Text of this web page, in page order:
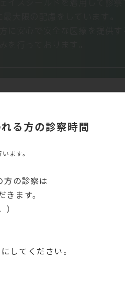
る方の診察時間
ます。
の診察は
ます。
してください。
念